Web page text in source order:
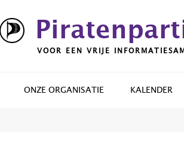
VOOR EEN VRIJE
ONZE ORGANISATIE KALENDER